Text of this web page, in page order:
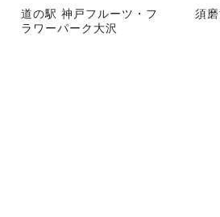
道の駅 神戸フルーツ・フ
ラワーパーク大沢
須